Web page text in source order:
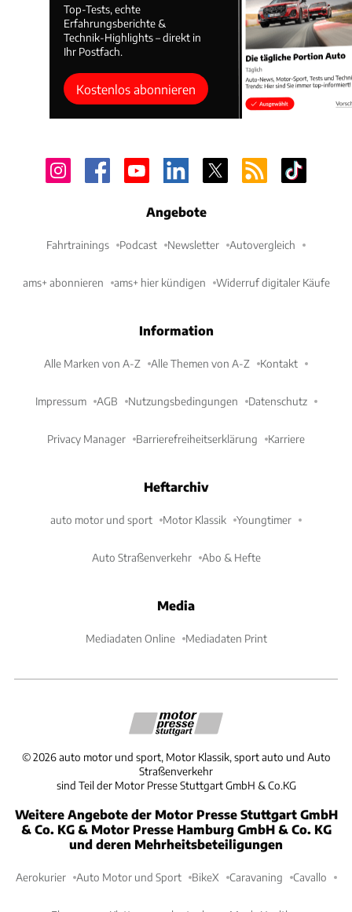
Top-Tests, echte
Erfahrungsberichte &
Technik-Highlights – direkt in
Ihr Postfach.
Kostenlos abonnieren
Angebote
Fahrtrainings Podcast Newsletter Autovergleich
ams+ abonnieren ams+ hier kündigen Widerruf digitaler Käufe
Information
Alle Marken von A-Z Alle Themen von A-Z Kontakt
Impressum AGB Nutzungsbedingungen Datenschutz
Privacy Manager Barrierefreiheitserklärung Karriere
Heftarchiv
auto motor und sport Motor Klassik Youngtimer
Auto Straßenverkehr Abo & Hefte
Media
Mediadaten Online Mediadaten Print
©2026 auto motor und sport, Motor Klassik, sport auto und Auto
Straßenverkehr
sind Teil der Motor Presse Stuttgart GmbH & Co.KG
Weitere Angebote der Motor Presse Stuttgart GmbH
& Co. KG & Motor Presse Hamburg GmbH & Co. KG
und deren Mehrheitsbeteiligungen
Aerokurier Auto Motor und Sport BikeX Caravaning Cavallo